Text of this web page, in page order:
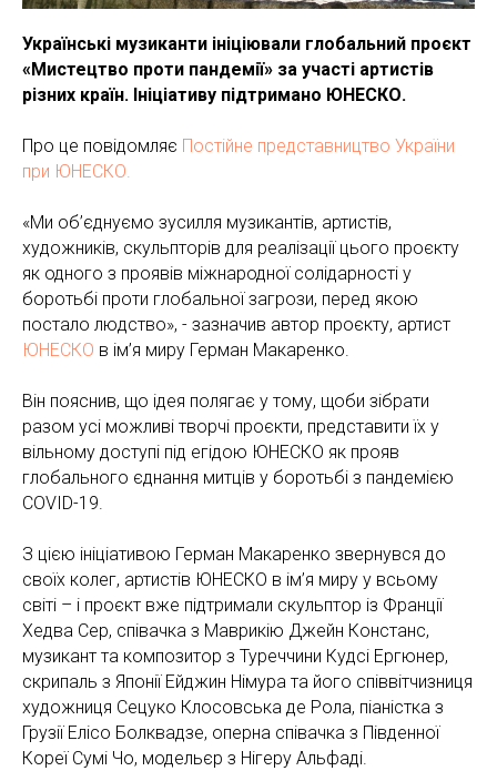
Українські музиканти ініціювали глобальний проєкт
«Мистецтво проти пандемії» за участі артистів
різних країн. Ініціативу підтримано ЮНЕСКО.
Про це повідомляє Постійне представництво України
при ЮНЕСКО.
«Ми об’єднуємо зусилля музикантів, артистів,
художників, скульпторів для реалізації цього проєкту
як одного з проявів міжнародної солідарності у
боротьбі проти глобальної загрози, перед якою
постало людство», - зазначив автор проєкту, артист
ЮНЕСКО в ім’я миру Герман Макаренко.
Він пояснив, що ідея полягає у тому, щоби зібрати
разом усі можливі творчі проєкти, представити їх у
вільному доступі під егідою ЮНЕСКО як прояв
глобального єднання митців у боротьбі з пандемією
COVID-19.
З цією ініціативою Герман Макаренко звернувся до
своїх колег, артистів ЮНЕСКО в ім’я миру у всьому
світі – і проєкт вже підтримали скульптор із Франції
Хедва Сер, співачка з Маврикію Джейн Констанс,
музикант та композитор з Туреччини Кудсі Ергюнер,
скрипаль з Японії Ейджин Німура та його співвітчизниця
художниця Сецуко Клосовська де Рола, піаністка з
Грузії Елісо Болквадзе, оперна співачка з Південної
Кореї Сумі Чо, модельєр з Нігеру Альфаді.